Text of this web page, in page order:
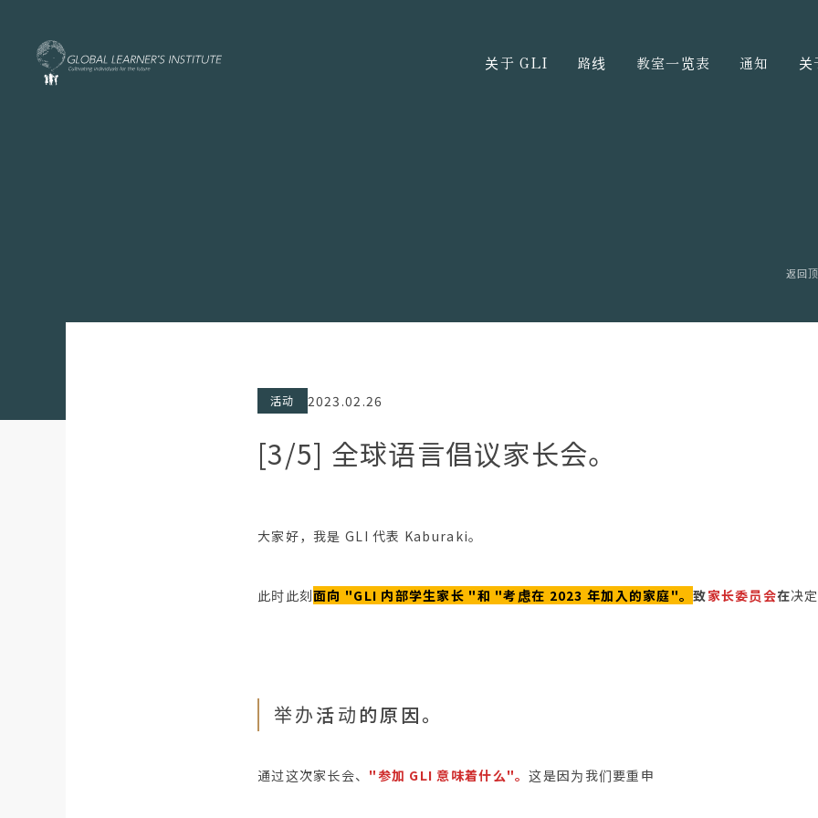
关于 GLI 路线 教室一览表 通知
返回
活动 2023.02.26
[3/5] 全球语言倡议家长会。
大家好，我是 GLI 代表 Kaburaki。
此时此刻面向 "GLI 内部学生家长 "和 "考虑在 2023 年加入的家庭"。致家长委员会在决
举办活动的原因。
通过这次家长会、 "参加 GLI 意味着什么"。这是因为我们要重申